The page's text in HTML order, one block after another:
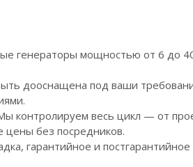
генераторы мощностью от 6 до
дооснащена под ваши
контролируем весь цикл — от
цены без посредников.
гарантийное и